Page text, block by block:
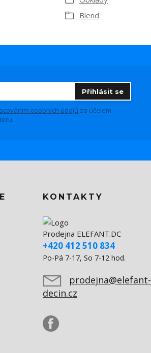
Blend
Přihlásit se
osobních údajů za účelem
KONTAKTY
Prodejna ELEFANT.DC
+420 412 510 834
Po-Pá 7-17, So 7-12 hod.
prodejna@elefant-
decin.cz